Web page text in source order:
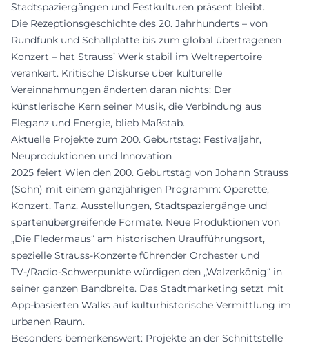
Stadtspaziergängen und Festkulturen präsent bleibt.
Die Rezeptionsgeschichte des 20. Jahrhunderts – von
Rundfunk und Schallplatte bis zum global übertragenen
Konzert – hat Strauss’ Werk stabil im Weltrepertoire
verankert. Kritische Diskurse über kulturelle
Vereinnahmungen änderten daran nichts: Der
künstlerische Kern seiner Musik, die Verbindung aus
Eleganz und Energie, blieb Maßstab.
Aktuelle Projekte zum 200. Geburtstag: Festivaljahr,
Neuproduktionen und Innovation
2025 feiert Wien den 200. Geburtstag von Johann Strauss
(Sohn) mit einem ganzjährigen Programm: Operette,
Konzert, Tanz, Ausstellungen, Stadtspaziergänge und
spartenübergreifende Formate. Neue Produktionen von
„Die Fledermaus“ am historischen Uraufführungsort,
spezielle Strauss-Konzerte führender Orchester und
TV-/Radio-Schwerpunkte würdigen den „Walzerkönig“ in
seiner ganzen Bandbreite. Das Stadtmarketing setzt mit
App-basierten Walks auf kulturhistorische Vermittlung im
urbanen Raum.
Besonders bemerkenswert: Projekte an der Schnittstelle